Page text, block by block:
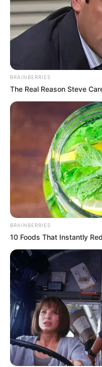
BRAINBERRIES
The Real Reason Steve
BRAINBERRIES
10 Foods That Instantly